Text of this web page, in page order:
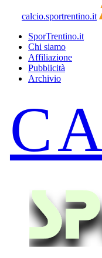
calcio.sportrentino.it
SporTrentino.it
Chi siamo
Affiliazione
Pubblicità
Archivio